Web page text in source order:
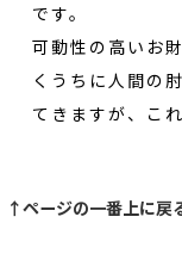
です。
可動性の高いお
くうちに人間の
てきますが、こ
↑ページの一番上に戻